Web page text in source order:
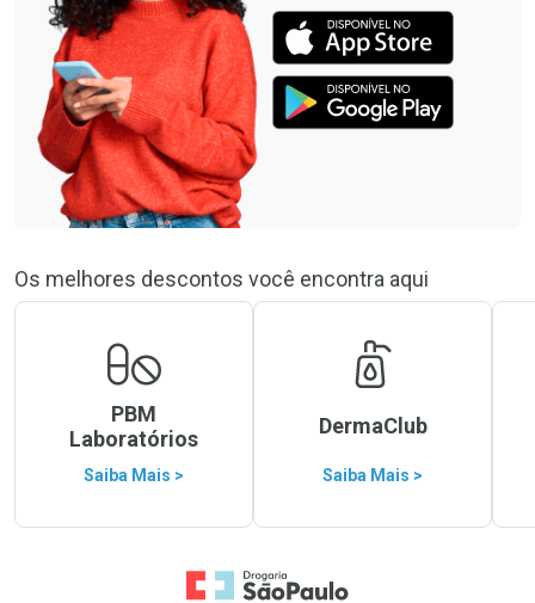
Os melhores descontos você encontra aqui
PBM
Laboratórios
Saiba Mais >
DermaClub
Saiba Mais >
Ir para a Home